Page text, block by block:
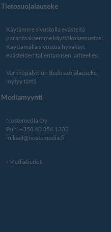
Tietosuojalauseke
Käytämme sivustolla evästeitä
parantaaksemme käyttökokemustasi.
Käyttämällä sivustoa hyväksyt
evästeiden tallentamisen laitteellesi.
Verkkopalvelun tiedosuojalauseke
löytyy tästä.
Mediamyynti
Nostemedia Oy
Puh. +358 40 356 1332
mikael@nostemedia.fi
Mediatiedot